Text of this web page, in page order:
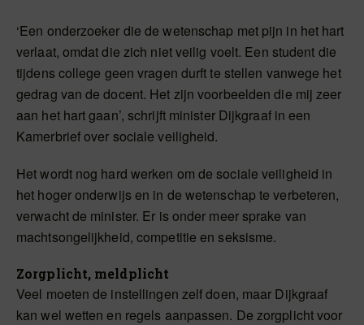
‘Een onderzoeker die de wetenschap met pijn in het hart
verlaat, omdat die zich niet veilig voelt. Een student die
tijdens college geen vragen durft te stellen vanwege het
gedrag van de docent. Het zijn voorbeelden die mij zeer
aan het hart gaan’, schrijft minister Dijkgraaf in een
Kamerbrief over sociale veiligheid.
Het wordt nog hard werken om de sociale veiligheid in
het hoger onderwijs en in de wetenschap te verbeteren,
verwacht de minister. Er is onder meer sprake van
machtsongelijkheid, competitie en seksisme.
Zorgplicht, meldplicht
Veel moeten de instellingen zelf doen, maar Dijkgraaf
kan wel wetten en regels aanpassen. De zorgplicht voor